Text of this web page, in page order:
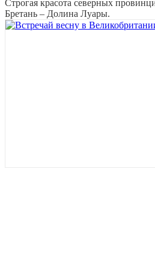
Строгая красота северных
Бретань – Долина Луары.